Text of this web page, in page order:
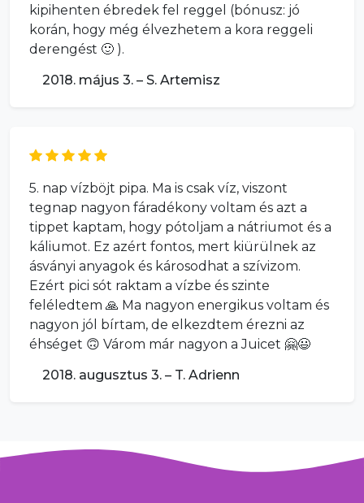
kipihenten ébredek fel reggel (bónusz: jó
korán, hogy még élvezhetem a kora reggeli
derengést 🙂 ).
2018. május 3. – S. Artemisz
5. nap vízböjt pipa. Ma is csak víz, viszont
tegnap nagyon fáradékony voltam és azt a
tippet kaptam, hogy pótoljam a nátriumot és a
káliumot. Ez azért fontos, mert kiürülnek az
ásványi anyagok és károsodhat a szívizom.
Ezért pici sót raktam a vízbe és szinte
feléledtem 🙏 Ma nagyon energikus voltam és
nagyon jól bírtam, de elkezdtem érezni az
éhséget 🙃 Várom már nagyon a Juicet 🤗😃
2018. augusztus 3. – T. Adrienn